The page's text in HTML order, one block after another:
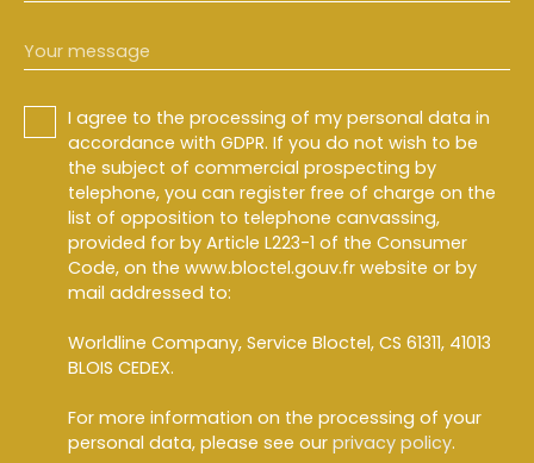
Your message
I agree to the processing of my personal data in
accordance with GDPR. If you do not wish to be
the subject of commercial prospecting by
telephone, you can register free of charge on the
list of opposition to telephone canvassing,
provided for by Article L223-1 of the Consumer
Code, on the www.bloctel.gouv.fr website or by
mail addressed to:
Worldline Company, Service Bloctel, CS 61311, 41013
BLOIS CEDEX.
For more information on the processing of your
personal data, please see our privacy policy.